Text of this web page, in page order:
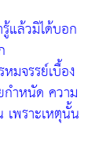
แล้วมิได้บอก
มจรรย์เบื้อง
ำหนัด ความ
พราะเหตุนั้น